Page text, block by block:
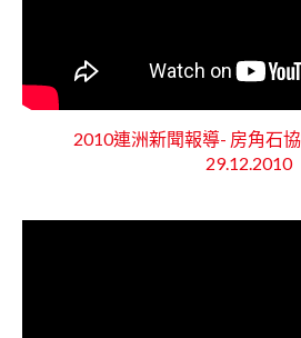
2010連洲新聞報導- 房角石
29.12.2010